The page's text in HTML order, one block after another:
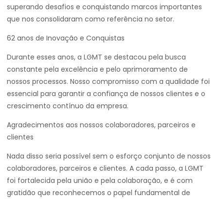
superando desafios e conquistando marcos importantes
que nos consolidaram como referência no setor.
62 anos de Inovação e Conquistas
Durante esses anos, a LGMT se destacou pela busca
constante pela excelência e pelo aprimoramento de
nossos processos. Nosso compromisso com a qualidade foi
essencial para garantir a confiança de nossos clientes e o
crescimento contínuo da empresa.
Agradecimentos aos nossos colaboradores, parceiros e
clientes
Nada disso seria possível sem o esforço conjunto de nossos
colaboradores, parceiros e clientes. A cada passo, a LGMT
foi fortalecida pela união e pela colaboração, e é com
gratidão que reconhecemos o papel fundamental de